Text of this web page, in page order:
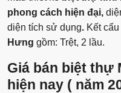
phong cách hiện đại,
diện tích sử dụng. Kết cấu
Hưng gồm: Trệt, 2 lầu.
Giá bán biệt thự
hiện nay ( năm